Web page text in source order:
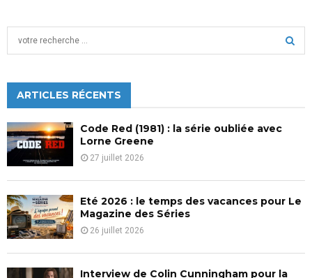
h
f
o
r
:
C
H
ARTICLES RÉCENTS
Code Red (1981) : la série oubliée avec
Lorne Greene
27 juillet 2026
Eté 2026 : le temps des vacances pour Le
Magazine des Séries
26 juillet 2026
Interview de Colin Cunningham pour la